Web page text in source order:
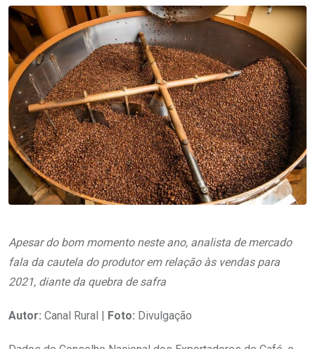
Apesar do bom momento neste ano, analista de mercado
fala da cautela do produtor em relação às vendas para
2021, diante da quebra de safra
Autor: Canal Rural | Foto: Divulgação